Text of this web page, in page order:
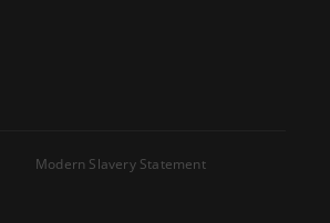
Modern Slavery Statement